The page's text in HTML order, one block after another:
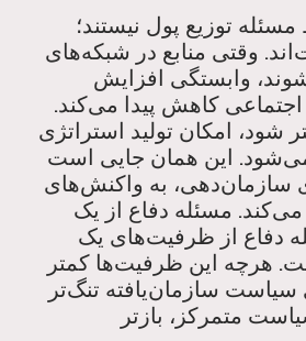
توزیع پول نیستند؛
وقتی منابع در شبکه‌های
وابستگی افزایش
اجتماعی کاهش پیدا می‌کند.
شود، امکان تولید استراتژی
این همان جایی است
سازمان‌دهی، به واکنش‌های
می‌کند. مسئله دفاع از یک
دفاع از ظرفیت‌های یک
هرچه این ظرفیت‌ها کمتر
سیاست سازمان‌یافته تنگ‌تر